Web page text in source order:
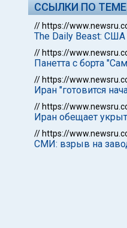
ССЫЛКИ ПО ТЕМЕ
// https://
The Daily Beast:
// https://
Панетта с борта
// https://
Иран "готовится
// https://
Иран обещает
// https://
СМИ: взрыв на